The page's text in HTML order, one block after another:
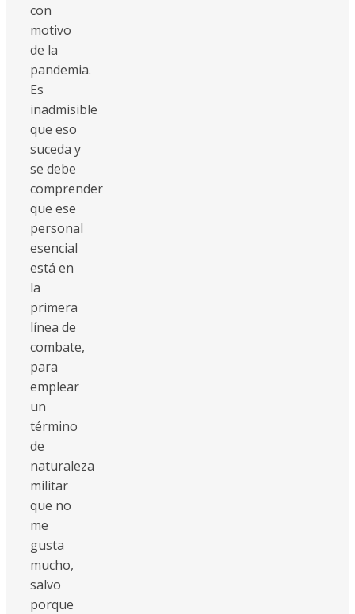
con
motivo
de la
pandemia.
Es
inadmisible
que eso
suceda y
se debe
comprender
que ese
personal
esencial
está en
la
primera
línea de
combate,
para
emplear
un
término
de
naturaleza
militar
que no
me
gusta
mucho,
salvo
porque